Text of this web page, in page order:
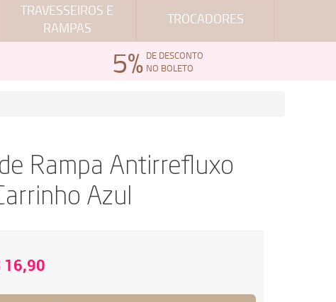
TRAVESSEIROS E
RAMPAS
TROCADORES
5% DE DESCONTO
NO BOLETO
Rampa Antirrefluxo
Azul
16,90